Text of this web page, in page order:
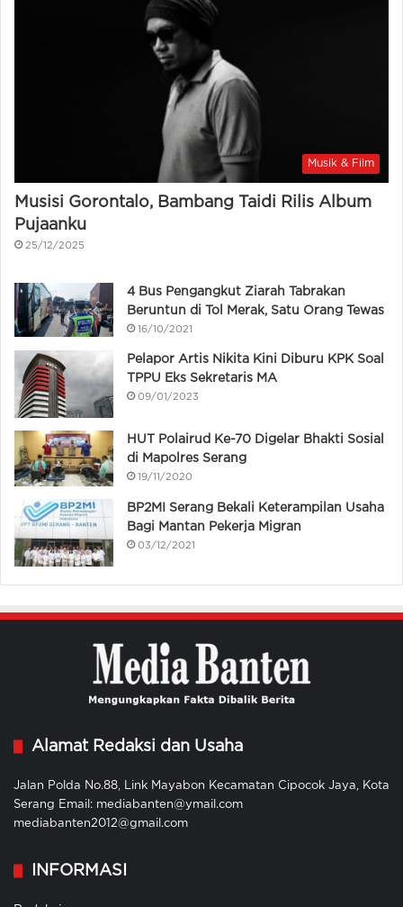
Musik & Film
Musisi Gorontalo, Bambang Taidi Rilis Album
Pujaanku
25/12/2025
4 Bus Pengangkut Ziarah Tabrakan
Beruntun di Tol Merak, Satu Orang Tewas
16/10/2021
Pelapor Artis Nikita Kini Diburu KPK Soal
TPPU Eks Sekretaris MA
09/01/2023
HUT Polairud Ke-70 Digelar Bhakti Sosial
di Mapolres Serang
19/11/2020
BP2MI Serang Bekali Keterampilan Usaha
Bagi Mantan Pekerja Migran
03/12/2021
Alamat Redaksi dan Usaha
Jalan Polda No.88, Link Mayabon Kecamatan Cipocok Jaya, Kota
Serang Email: mediabanten@ymail.com
mediabanten2012@gmail.com
INFORMASI